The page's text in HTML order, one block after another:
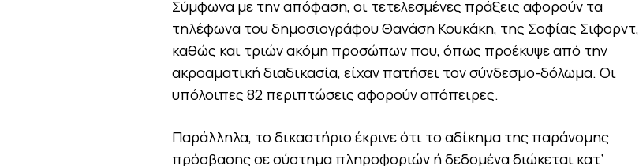
Σύμφωνα με την απόφαση, οι τετελεσμένες πράξεις αφορούν τα
τηλέφωνα του δημοσιογράφου Θανάση Κουκάκη, της Σοφίας Σιφορντ,
καθώς και τριών ακόμη προσώπων που, όπως προέκυψε από την
ακροαματική διαδικασία, είχαν πατήσει τον σύνδεσμο-δόλωμα. Οι
υπόλοιπες 82 περιπτώσεις αφορούν απόπειρες.
Παράλληλα, το δικαστήριο έκρινε ότι το αδίκημα της παράνομης
πρόσβασης σε σύστημα πληροφοριών ή δεδομένα διώκεται κατ’